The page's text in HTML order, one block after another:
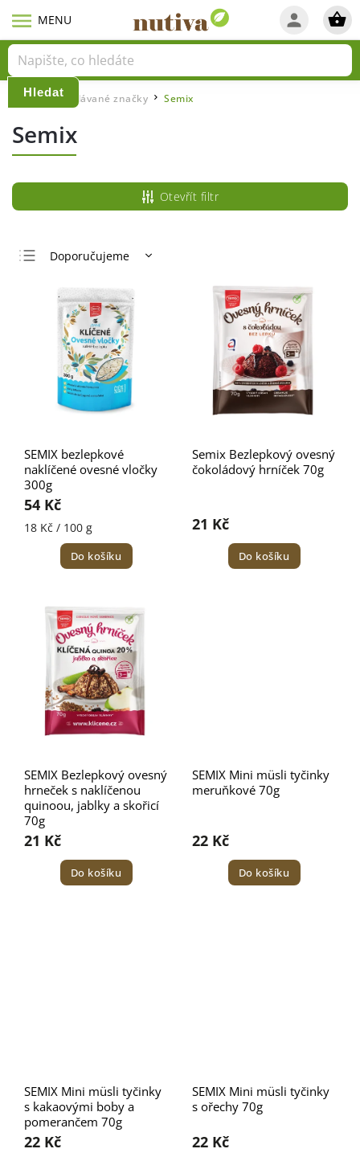
Hledat
Domů / Prodávané značky / Semix
Semix
Otevřít filtr
Doporučujeme
Nejdražší
Nejprodávanější
Abecedně
SEMIX bezlepkové
naklíčené ovesné vločky
300g
54 Kč
18 Kč / 100 g
Do košíku
Semix Bezlepkový ovesný
čokoládový hrníček 70g
21 Kč
Do košíku
SEMIX Bezlepkový ovesný
hrneček s naklíčenou
quinoou, jablky a skořicí
70g
21 Kč
Do košíku
SEMIX Mini müsli tyčinky
meruňkové 70g
22 Kč
Do košíku
SEMIX Mini müsli tyčinky
s kakaovými boby a
pomerančem 70g
22 Kč
SEMIX Mini müsli tyčinky
s ořechy 70g
22 Kč